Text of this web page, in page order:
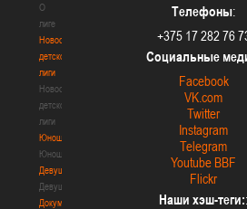
О
лиге
Новости
детской
лиги
Новости
детской
лиги
Юноши
Юноши
Девушки
Девушки
Документы
Телефоны:
+375 17 282 76
Социальные
Facebook
VK.com
Twitter
Instagram
Telegram
Youtube BBF
Flickr
Наши хэш-теги::